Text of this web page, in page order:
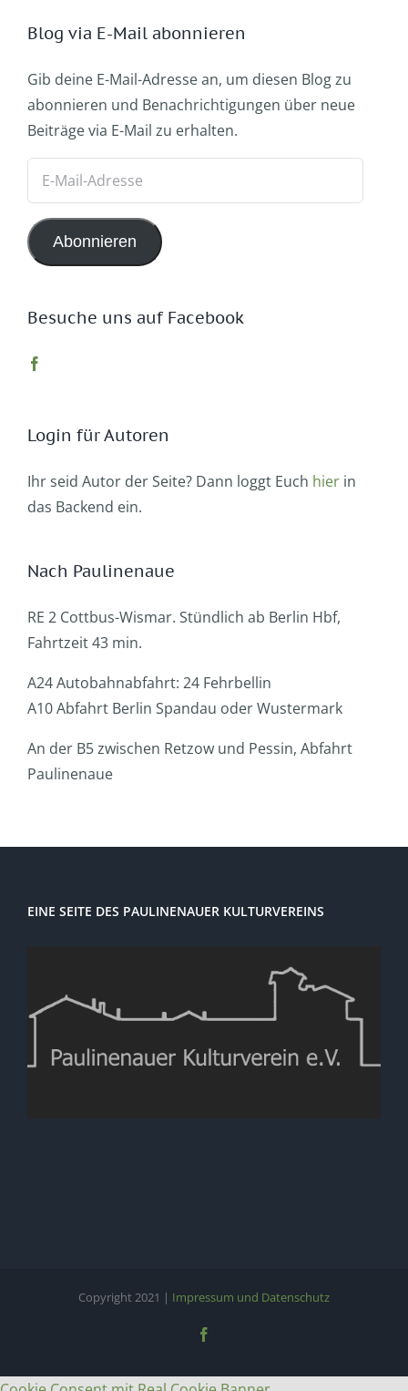
Blog via E-Mail abonnieren
Gib deine E-Mail-Adresse an, um diesen Blog zu
abonnieren und Benachrichtigungen über neue
Beiträge via E-Mail zu erhalten.
Adresse
Abonnieren
Besuche uns auf Facebook
Login für Autoren
Ihr seid Autor der Seite? Dann loggt Euch hier in
das Backend ein.
Nach Paulinenaue
RE 2 Cottbus-Wismar. Stündlich ab Berlin Hbf,
Fahrtzeit 43 min.
A24 Autobahnabfahrt: 24 Fehrbellin
A10 Abfahrt Berlin Spandau oder Wustermark
An der B5 zwischen Retzow und Pessin, Abfahrt
Paulinenaue
EINE SEITE DES PAULINENAUER KULTURVEREINS
Copyright 2021 | Impressum und Datenschutz